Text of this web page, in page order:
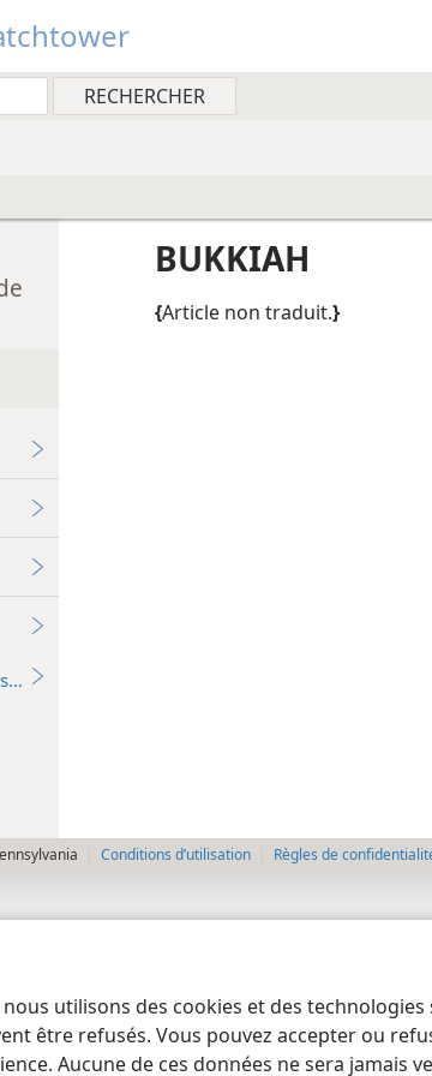
utilisons des cookies et des
être refusés. Vous pouvez accepter ou
Aucune de ces données ne sera jamais
BUKKIAH
{Article non traduit.}
Conditions d’utilisation Règles de